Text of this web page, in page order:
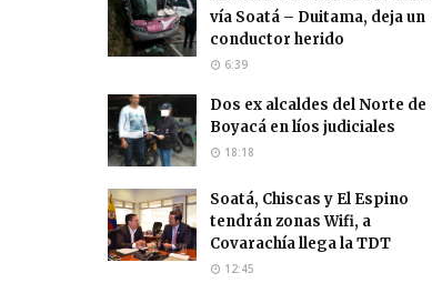
vía Soatá – Duitama, deja un
conductor herido
6:39
Dos ex alcaldes del Norte de
Boyacá en líos judiciales
18:18
Soatá, Chiscas y El Espino
tendrán zonas Wifi, a
Covarachía llega la TDT
12:45